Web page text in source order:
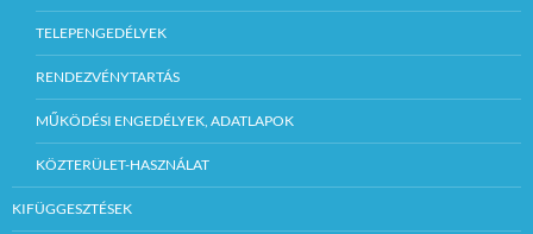
TELEPENGEDÉLYEK
RENDEZVÉNYTARTÁS
MŰKÖDÉSI ENGEDÉLYEK, ADATLAPOK
KÖZTERÜLET-HASZNÁLAT
KIFÜGGESZTÉSEK